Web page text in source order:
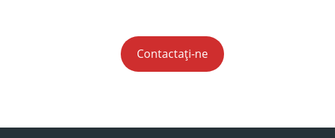
Contactați-ne